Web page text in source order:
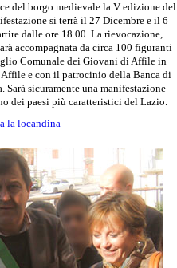
del borgo medievale la V edizione del
si terrà il 27 Dicembre e il 6
dalle ore 18.00. La rievocazione,
accompagnata da circa 100 figuranti
Comunale dei Giovani di Affile in
e con il patrocinio della Banca di
sicuramente una manifestazione
dei paesi più caratteristici del Lazio.
la locandina